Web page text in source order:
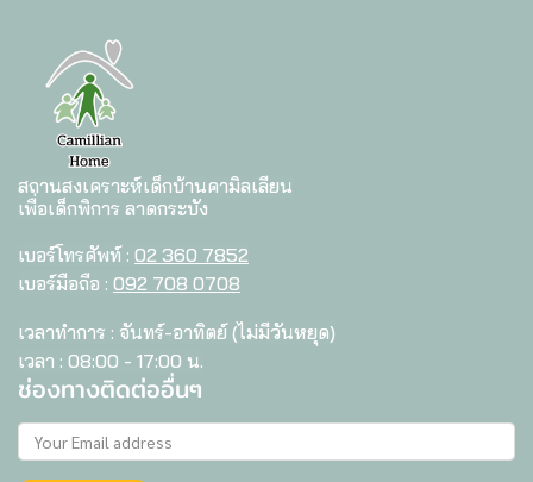
สถานสงเคราะห์เด็กบ้านคามิลเลียน
เพื่อเด็กพิการ ลาดกระบัง
เบอร์โทรศัพท์ : 02 360 7852
เบอร์มือถือ : 092 708 0708
เวลาทำการ : จันทร์-อาทิตย์ (ไม่มีวันหยุด)
เวลา : 08:00 - 17:00 น.
ช่องทางติดต่ออื่นๆ